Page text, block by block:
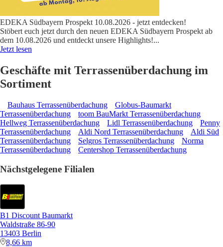
EDEKA Südbayern Prospekt 10.08.2026 - jetzt entdecken!
Stöbert euch jetzt durch den neuen EDEKA Südbayern Prospekt ab
dem 10.08.2026 und entdeckt unsere Highlights!...
Jetzt lesen
Geschäfte mit Terrassenüberdachung im
Sortiment
Bauhaus Terrassenüberdachung
Globus-Baumarkt
Terrassenüberdachung
toom BauMarkt Terrassenüberdachung
Hellweg Terrassenüberdachung
Lidl Terrassenüberdachung
Penny
Terrassenüberdachung
Aldi Nord Terrassenüberdachung
Aldi Süd
Terrassenüberdachung
Selgros Terrassenüberdachung
Norma
Terrassenüberdachung
Centershop Terrassenüberdachung
Nächstgelegene Filialen
B1 Discount Baumarkt
Waldstraße 86-90
13403 Berlin
8,66 km